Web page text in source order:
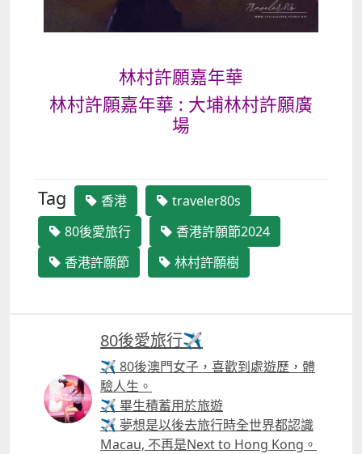
林村許願嘉年華
林村許願嘉年華 : 大埔林村許願廣
場
Tag 香港
traveler80s
80後愛旅行
香港許願節2024
香港許願節
林村許願樹
80後愛旅行✈️
✈ 80後澳門女子，喜歡到處遊歷，體
驗人生。
✈ 畢生積蓄用於旅遊
✈ 夢想是以後去旅行時全世界都認識
Macau, 不再是Next to Hong Kong。